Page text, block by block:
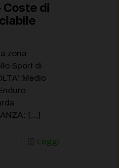
Coste di
zona
Sport di
[…]
Leggi